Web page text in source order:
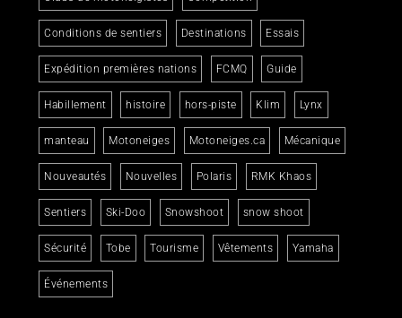
Conditions de sentiers Destinations Essais
Expédition premières nations FCMQ Guide
Habillement histoire hors-piste Klim Lynx
manteau Motoneiges Motoneiges.ca Mécanique
Nouveautés Nouvelles Polaris RMK Khaos
Sentiers Ski-Doo Snowshoot snow shoot
Sécurité Tobe Tourisme Vêtements Yamaha
Événements